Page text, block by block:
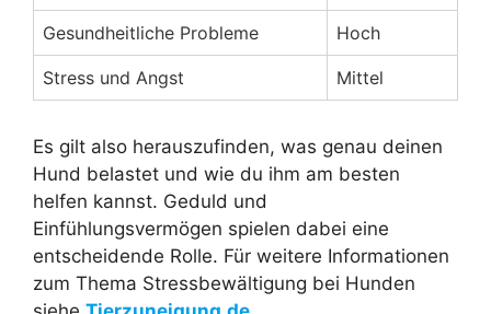
Gesundheitliche Probleme Hoch
Stress und Angst Mittel
Es gilt also herauszufinden, was genau deinen
Hund belastet und wie du ihm am besten
helfen kannst. Geduld und
Einfühlungsvermögen spielen dabei eine
entscheidende Rolle. Für weitere Informationen
zum Thema Stressbewältigung bei Hunden